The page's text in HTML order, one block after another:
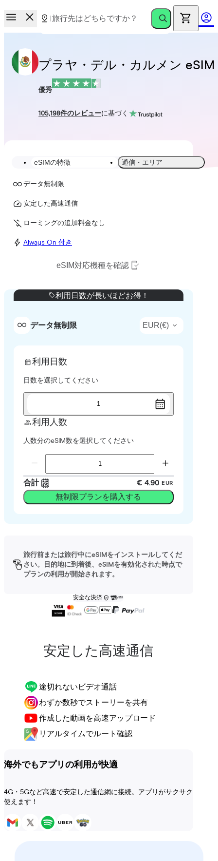
プラヤ・デル・カルメン eSIM
優秀
105,198件のレビューに基づく
eSIMの特徴 通信・エリア
データ無制限
安定した高速通信
ローミングの追加料金なし
Always On 付き
eSIM対応機種を確認
利用日数が長いほどお得！
データ無制限 EUR(€)
利用日数
日数を選択してください
1
利用人数
人数分のeSIM数を選択してください
合計 € 4.90 EUR
無制限プランを購入する
旅行前または旅行中にeSIMをインストールしてくだ
さい。目的地に到着後、eSIMを有効化された時点で
プランの利用が開始されます。
安全な決済
安定した高速通信
途切れないビデオ通話
わずか数秒でストーリーを共有
作成した動画を高速アップロード
リアルタイムでルート確認
海外でもアプリの利用が快適
4G・5Gなど高速で安定した通信網に接続。アプリがサクサク
使えます！